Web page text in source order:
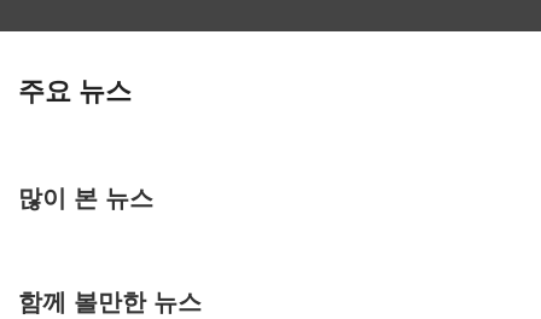
주요 뉴스
많이 본 뉴스
함께 볼만한 뉴스